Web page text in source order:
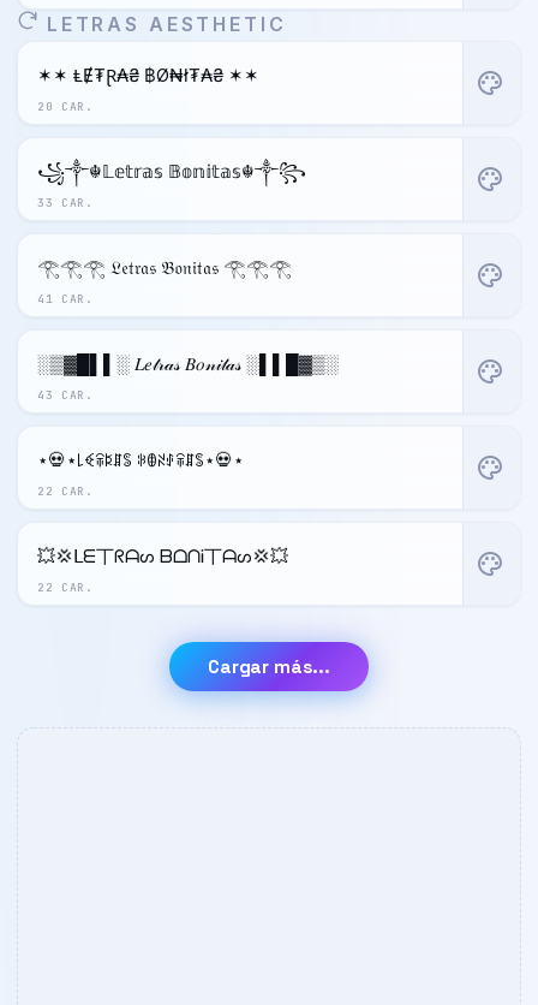
LETRAS AESTHETIC
20 CAR.
✶✶ ⱠɆ₮Ɽ₳₴ ฿Ø₦ł₮₳₴ ✶✶ palette
33 CAR.
꧁༒☬𝕃𝕖𝕥𝕣𝕒𝕤 𝔹𝕠𝕟𝕚𝕥𝕒𝕤☬༒꧂ palette
41 CAR.
𓂀𓂀𓂀 𝔏𝔢𝔱𝔯𝔞𝔰 𝔅𝔬𝔫𝔦𝔱𝔞𝔰 𓂀𓂀𓂀 palette
43 CAR.
░▒▓█▌▌░ 𝐿𝑒𝓉𝓇𝒶𝓈 𝐵𝑜𝓃𝒾𝓉𝒶𝓈 ░▌▌█▓▒░ palette
22 CAR.
⋆💀⋆꒒ꈼꋖꌅꁲꌚ ꋰꂦꋊꂑꋖꁲꌚ⋆💀⋆ palette
22 CAR.
💥💢ᒪᗴ丅ᖇᗩᔕ ᗷᗝᑎᎥ丅ᗩᔕ💢💥 palette
Cargar más...